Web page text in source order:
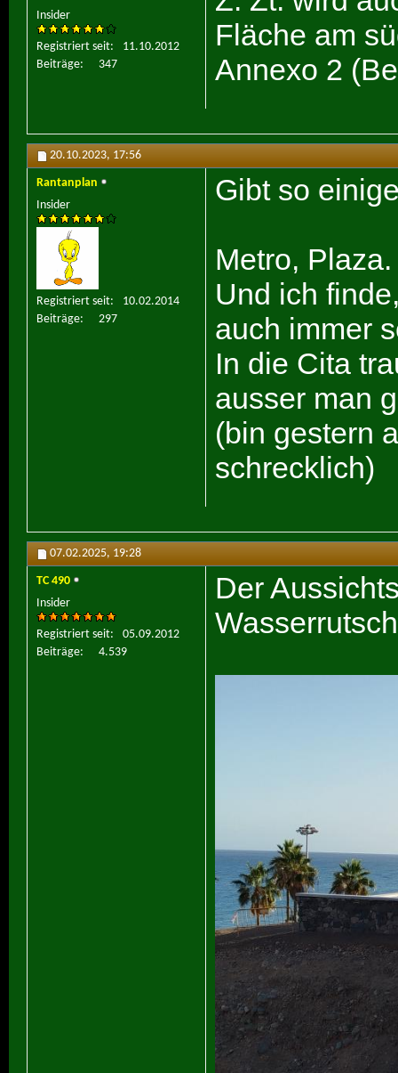
Insider
Registriert seit
11.10.2012
Beiträge
347
Fläche am
Annexo 2
20.10.2023, 17:56
Rantanplan
Insider
Registriert seit
10.02.2014
Beiträge
297
Gibt so
Metro, Plaza.
Und ich
auch immer
In die Cita
ausser man
(bin gestern
schrecklich)
07.02.2025, 19:28
TC 490
Insider
Registriert seit
05.09.2012
Beiträge
4.539
Der